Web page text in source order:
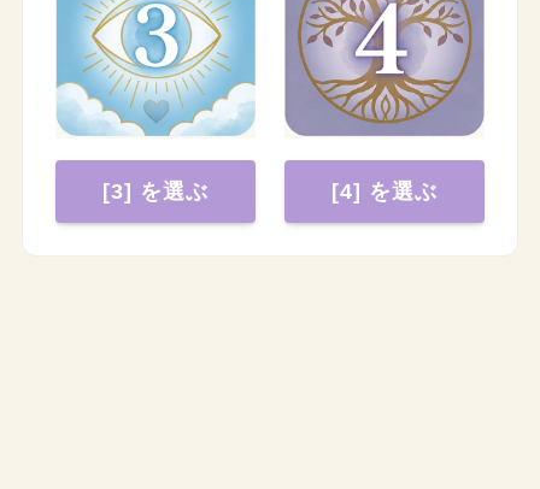
[3] を選ぶ [4] を選ぶ